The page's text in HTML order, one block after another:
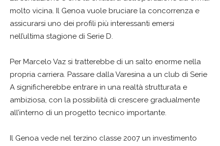
molto vicina. Il Genoa vuole bruciare la concorrenza e
assicurarsi uno dei profili più interessanti emersi
nell’ultima stagione di Serie D.
Per Marcelo Vaz si tratterebbe di un salto enorme nella
propria carriera. Passare dalla Varesina a un club di Serie
A significherebbe entrare in una realtà strutturata e
ambiziosa, con la possibilità di crescere gradualmente
all’interno di un progetto tecnico importante.
Il Genoa vede nel terzino classe 2007 un investimento